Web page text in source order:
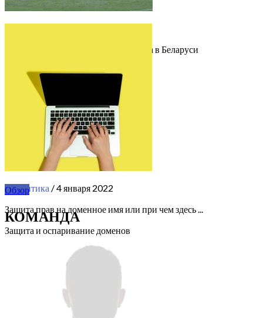
Как футболисту защитить свои права в Беларуси
Юридические аспекты футбола
Аналитика / 4 января 2022
Защита прав на доменное имя или при чем здесь ...
Защита и оспаривание доменов
Обзор
КОМАНДА